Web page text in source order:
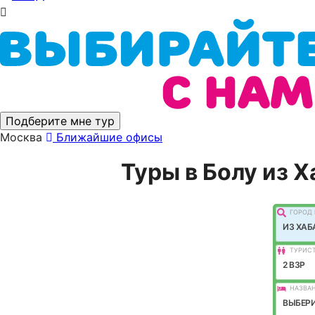
Подберите мне тур
Москва
Ближайшие офисы
Туры в Болу из
ГОРОД
ИЗ
2 ВЗР